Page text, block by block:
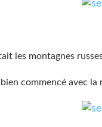
les montagnes
commencé avec